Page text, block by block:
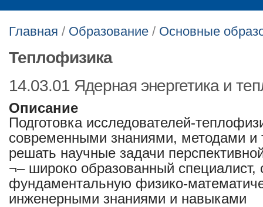
Главная / Образование / Основные
Теплофизика
14.03.01 Ядерная энергетика и
Описание
Подготовка исследователей-
современными знаниями, методами и
решать научные задачи
¬– широко образованный
фундаментальную физико-
инженерными знаниями и навыками